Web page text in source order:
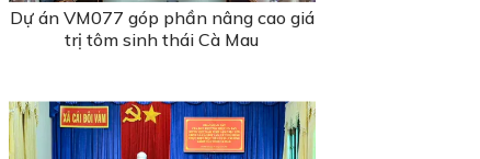
Dự án VM077 góp phần nâng cao giá
trị tôm sinh thái Cà Mau